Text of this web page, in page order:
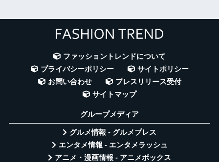
ファッショントレンドについて
プライバシーポリシー
サイトポリシー
お問い合わせ
プレスリリース受付
サイトマップ
グループメディア
グルメ情報 - グルメプレス
エンタメ情報 - エンタメラッシュ
アニメ・漫画情報 - アニメボックス